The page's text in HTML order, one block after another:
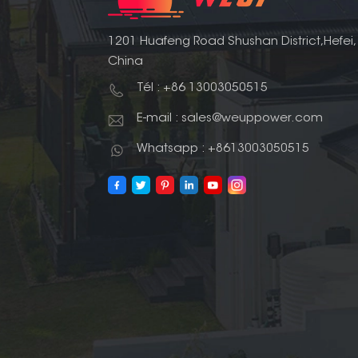
1201 Huafeng Road Shushan District,Hefei,
China
Tél : +86 13003050515
E-mail : sales@weuppower.com
Whatsapp : +8613003050515